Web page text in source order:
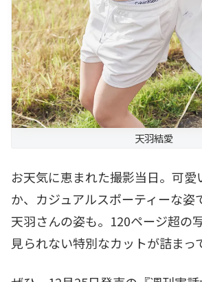
天羽結愛
お天気に恵まれた撮影当日。可愛
か、カジュアルスポーティーな姿
天羽さんの姿も。120ページ超の
見られない特別なカットが詰まっ